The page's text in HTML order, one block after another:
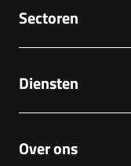
Sectoren
Diensten
Over ons